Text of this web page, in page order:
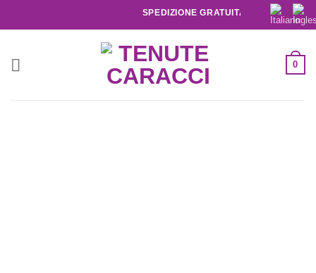
SPEDIZIONE GRATUITA IN ITALIA SOPRA I
0